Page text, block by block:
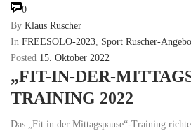
0
By Klaus Ruscher
In FREESOLO-2023 Sport Ruscher-
Posted 15. Oktober 2022
„FIT-IN-DER-
TRAINING 2022
Das „Fit in der Mittagspause“-Training